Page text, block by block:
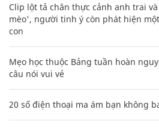
Clip lột tả chân thực cảnh anh trai
mèo', người tinh ý còn phát hiện
con
Mẹo học thuộc Bảng tuần hoàn
câu nói vui vẻ
20 số điện thoại ma ám bạn không